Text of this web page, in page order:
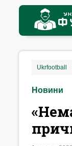
ukrfootball
Новини